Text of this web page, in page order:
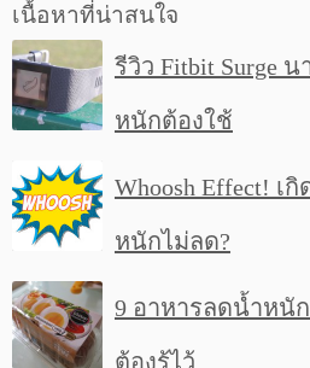
เนื้อหาที่น่าสนใจ
รีวิว Fitbit Surge
หนักต้องใช้
Whoosh Effect! เ
หนักไม่ลด?
9 อาหารลดน้ำหนั
ต้องรู้ไว้